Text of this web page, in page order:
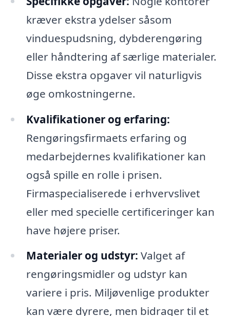
kræver ekstra ydelser såsom
vinduespudsning, dybderengøring
eller håndtering af særlige materialer.
Disse ekstra opgaver vil naturligvis
øge omkostningerne.
Kvalifikationer og erfaring:
Rengøringsfirmaets erfaring og
medarbejdernes kvalifikationer kan
også spille en rolle i prisen.
Firmaspecialiserede i erhvervslivet
eller med specielle certificeringer kan
have højere priser.
Materialer og udstyr: Valget af
rengøringsmidler og udstyr kan
variere i pris. Miljøvenlige produkter
kan være dyrere, men bidrager til et